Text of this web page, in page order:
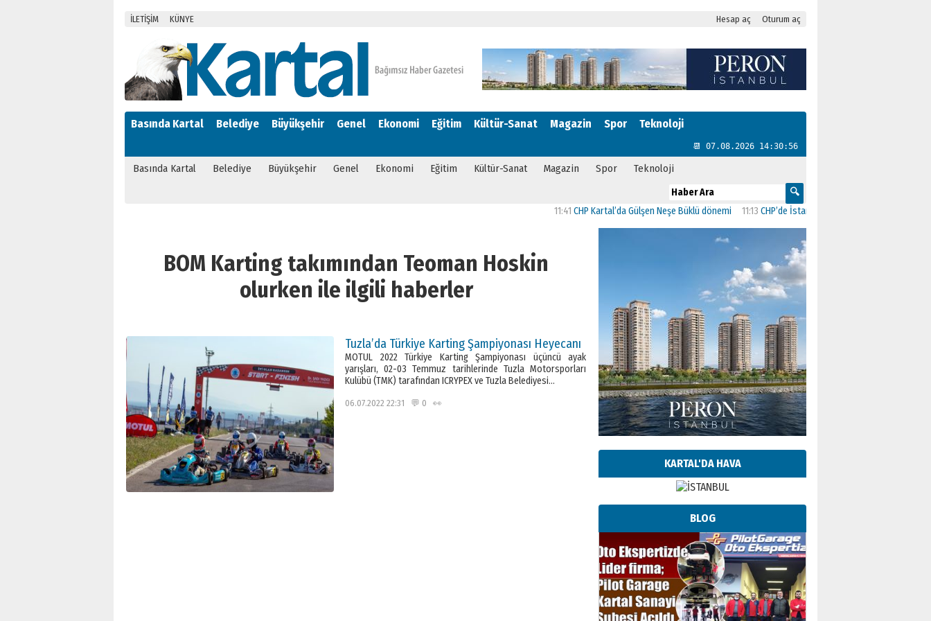
İLETİŞİM KÜNYE Hesap aç Oturum aç
Basında Kartal Belediye Büyükşehir Genel Ekonomi Eğitim Kültür-Sanat Magazin Spor Teknoloji
📆 07.08.2026 14:30:57
Basında Kartal Belediye Büyükşehir Genel Ekonomi Eğitim Kültür-Sanat Magazin Spor Teknoloji
CHP Kartal’da Gülşen Neşe Büklü dönemi 11:13CHP’de İstanbul’daki 23 İlçenin Başkanları Belli Oldu
BOM Karting takımından Teoman Hoskin
olurken ile ilgili haberler
Tuzla’da Türkiye Karting Şampiyonası Heyecanı
MOTUL 2022 Türkiye Karting Şampiyonası üçüncü ayak
yarışları, 02-03 Temmuz tarihlerinde Tuzla Motorsporları
Kulübü (TMK) tarafından ICRYPEX ve Tuzla Belediyesi…
06.07.2022 22:31 💬 0 👀
KARTAL'DA HAVA
BLOG